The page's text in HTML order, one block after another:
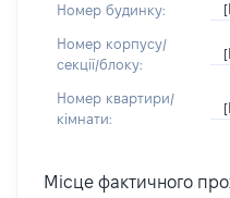
Номер будинку:
Номер корпусу/
секції/блоку:
Номер квартири/
кімнати:
Місце фактичного